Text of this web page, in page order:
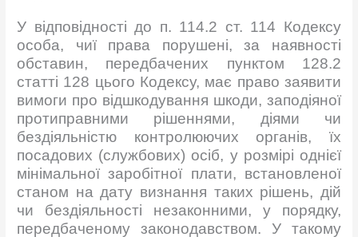
У відповідності до п. 114.2 ст. 114 Кодексу
особа, чиї права порушені, за наявності
обставин, передбачених пунктом 128.2
статті 128 цього Кодексу, має право заявити
вимоги про відшкодування шкоди, заподіяної
протиправними рішеннями, діями чи
бездіяльністю контролюючих органів, їх
посадових (службових) осіб, у розмірі однієї
мінімальної заробітної плати, встановленої
станом на дату визнання таких рішень, дій
чи бездіяльності незаконними, у порядку,
передбаченому законодавством. У такому